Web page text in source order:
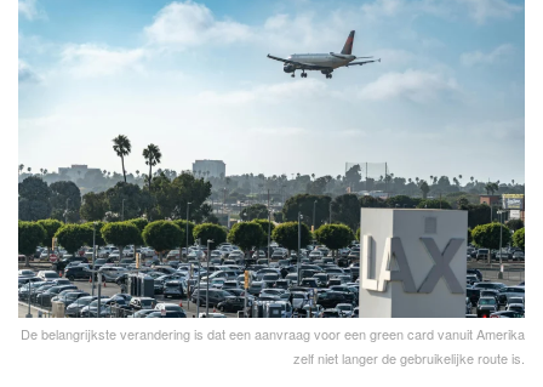
De belangrijkste verandering is dat een aanvraag voor een green card vanuit Amerika
zelf niet langer de gebruikelijke route is.